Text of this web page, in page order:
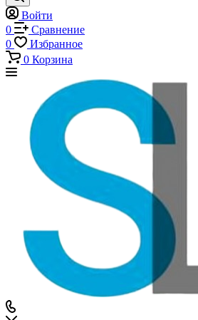
Войти
0
Сравнение
0
Избранное
0 Корзина